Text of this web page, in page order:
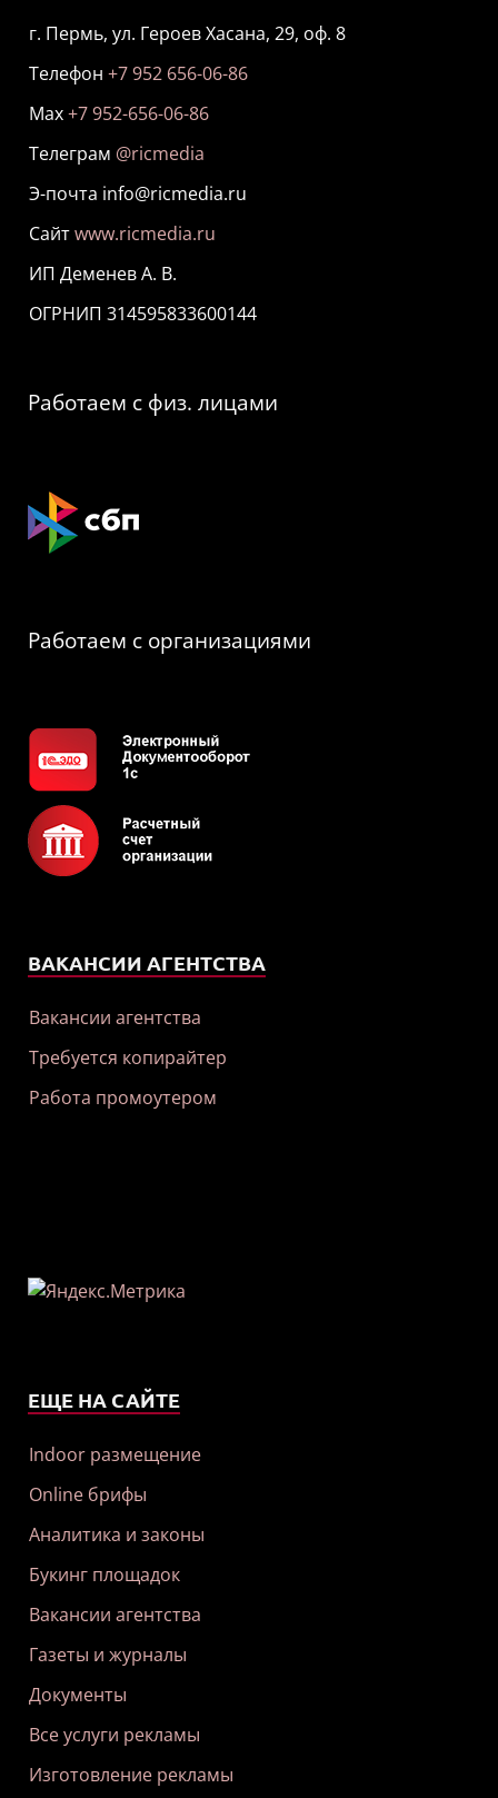
г. Пермь, ул. Героев Хасана, 29, оф. 8
Телефон +7 952 656-06-86
Мах+7 952-656-06-86
Телеграм @ricmedia
Э-почта info@ricmedia.ru
Сайтwww.ricmedia.ru
ИП Деменев А. В.
ОГРНИП 314595833600144
Работаем с физ. лицами
Работаем с организациями
ВАКАНСИИ АГЕНТСТВА
Вакансии агентства
Требуется копирайтер
Работа промоутером
ЕЩЕ НА САЙТЕ
Indoor размещение
Online брифы
Аналитика и законы
Букинг площадок
Вакансии агентства
Газеты и журналы
Документы
Все услуги рекламы
Изготовление рекламы